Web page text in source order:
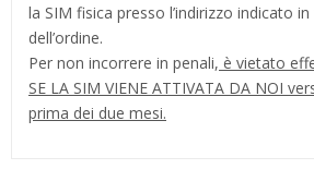
la SIM fisica presso l’indirizzo indicato
dell’ordine.
Per non incorrere in penali, è vietato
SE LA SIM VIENE ATTIVATA DA NOI
prima dei due mesi.